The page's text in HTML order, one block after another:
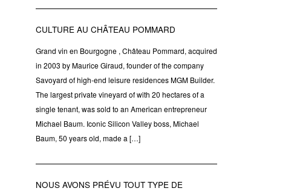
CULTURE AU CHÂTEAU POMMARD
Grand vin en Bourgogne , Château Pommard, acquired
in 2003 by Maurice Giraud, founder of the company
Savoyard of high-end leisure residences MGM Builder.
The largest private vineyard of with 20 hectares of a
single tenant, was sold to an American entrepreneur
Michael Baum. Iconic Silicon Valley boss, Michael
Baum, 50 years old, made a […]
NOUS AVONS PRÉVU TOUT TYPE DE